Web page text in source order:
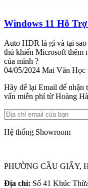
Windows 11 Hỗ
Auto HDR là gì và tại
thủ khiến Microsoft thêm
của mình ?
04/05/2024 Mai Văn Học
Hãy để lại Email để nhận
vấn miễn phí từ Hoàng
Hệ thống Showroom
PHƯỜNG CẦU GIẤY,
Địa chỉ: Số 41 Khúc